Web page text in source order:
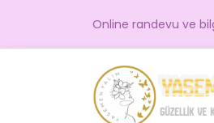
Online randevu ve